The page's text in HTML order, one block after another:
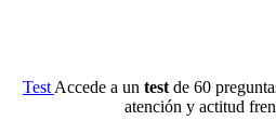
Test Accede a un test de 60
atención y actitud